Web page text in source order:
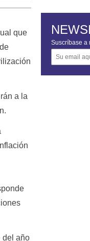
que
a la
del año
Suscríbase a